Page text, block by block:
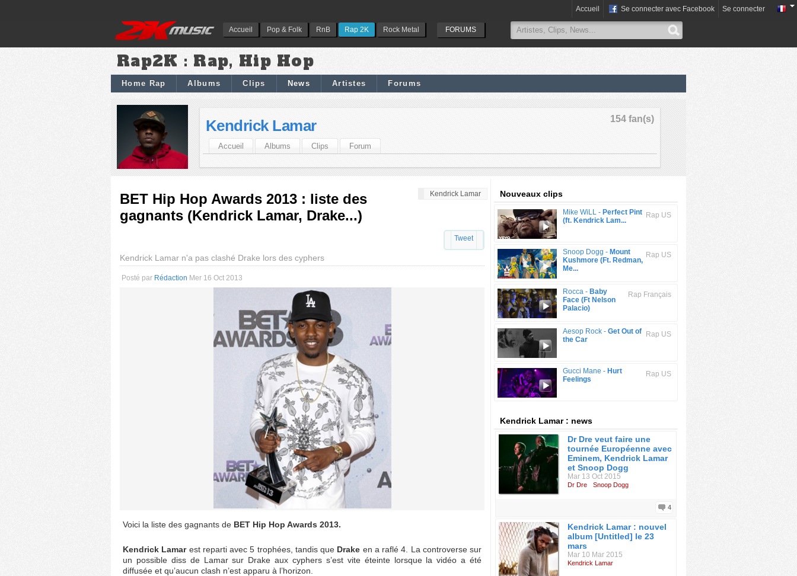
Accueil Pop & Folk RnB Rap 2K Rock Metal FORUMS
Accueil Se connecter avec Facebook Se connecter
Rap2K : Rap, Hip Hop
Home Rap Albums Clips News Artistes Forums
154 fan(s)
Kendrick Lamar
Accueil Albums Clips Forum
Kendrick Lamar
BET Hip Hop Awards 2013 : liste des
gagnants (Kendrick Lamar, Drake...)
Tweet
Kendrick Lamar n'a pas clashé Drake lors des cyphers
Posté par Rédaction Mer 16 Oct 2013
Voici la liste des gagnants de BET Hip Hop Awards 2013.
Kendrick Lamarest reparti avec 5 trophées, tandis que Drake en a raflé 4. La controverse sur
un possible diss de Lamar sur Drake aux cyphers s’est vite éteinte lorsque la vidéo a été
diffusée et qu’aucun clash n’est apparu à l’horizon.
Nouveaux clips
Rap US
Mike WiLL - Perfect Pint
(ft. Kendrick Lam...
Rap US
Snoop Dogg - Mount
Kushmore (Ft. Redman,
Me...
Rap Français
Rocca - Baby
Face (Ft Nelson
Palacio)
Rap US
Aesop Rock - Get Out of
the Car
Rap US
Gucci Mane - Hurt
Feelings
Kendrick Lamar : news
Dr Dre veut faire une
tournée Européenne avec
Eminem, Kendrick Lamar
et Snoop Dogg
Mar 13 Oct 2015
Dr Dre Snoop Dogg
4
Kendrick Lamar : nouvel
album [Untitled] le 23
mars
Mar 10 Mar 2015
Kendrick Lamar